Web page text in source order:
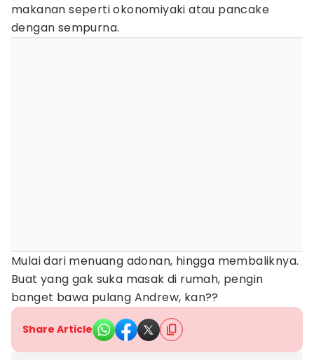
makanan seperti okonomiyaki atau pancake
dengan sempurna.
Mulai dari menuang adonan, hingga membaliknya.
Buat yang gak suka masak di rumah, pengin
banget bawa pulang Andrew, kan??
Share Article